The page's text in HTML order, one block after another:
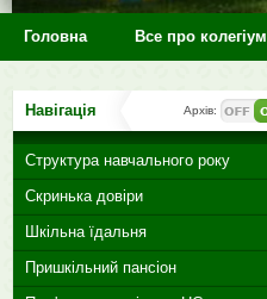
Головна Все про колегіум
Навігація Архів:
Структура навчального року
Скринька довіри
Шкільна їдальня
Пришкільний пансіон